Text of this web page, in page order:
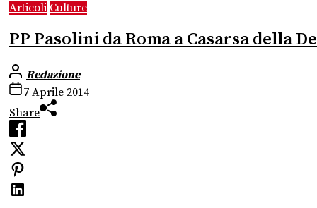
Articoli Culture
PP Pasolini da Roma a Casarsa della
Redazione
7 Aprile 2014
Share